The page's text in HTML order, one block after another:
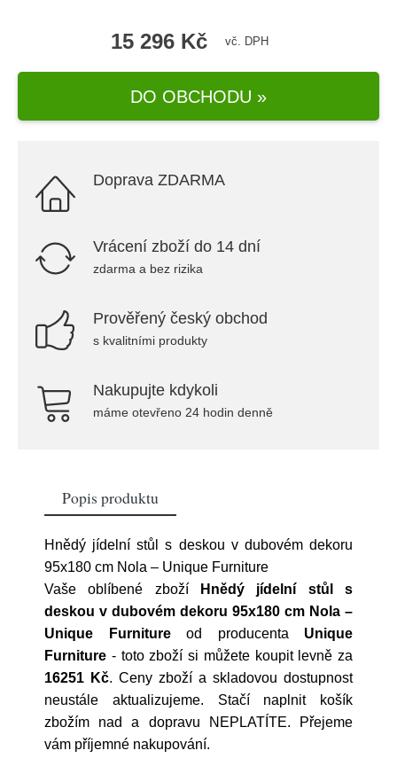
15 296 Kč vč. DPH
DO OBCHODU »
Doprava ZDARMA
Vrácení zboží do 14 dní
zdarma a bez rizika
Prověřený český obchod
s kvalitními produkty
Nakupujte kdykoli
máme otevřeno 24 hodin denně
Popis produktu
Hnědý jídelní stůl s deskou v dubovém dekoru
95x180 cm Nola – Unique Furniture
Vaše oblíbené zboží
Hnědý jídelní stůl s
deskou v dubovém dekoru 95x180 cm Nola –
Unique Furnitureod producenta Unique
Furniture - toto zboží si můžete koupit levně za
16251 Kč. Ceny zboží a skladovou dostupnost
neustále aktualizujeme. Stačí naplnit košík
zbožím nad a dopravu NEPLATÍTE. Přejeme
vám příjemné nakupování.